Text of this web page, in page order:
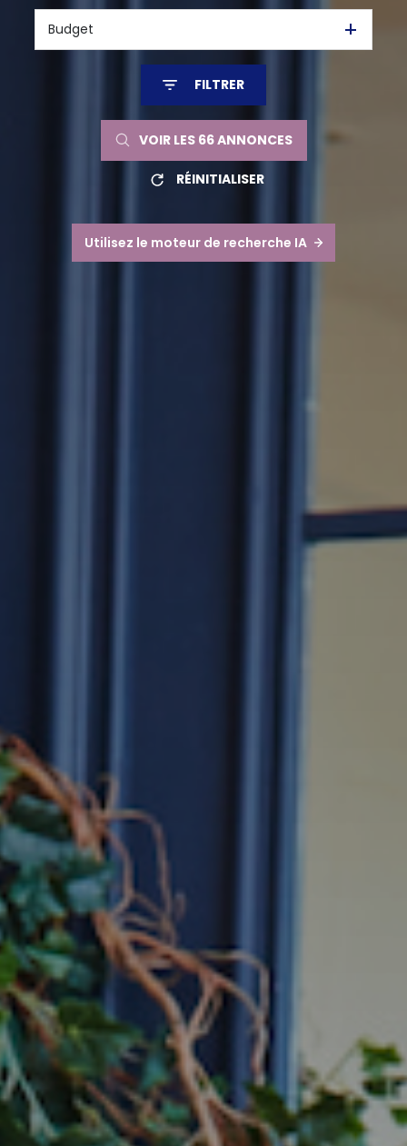
Budget
FILTRER
VOIR LES 66ANNONCES
RÉINITIALISER
Utilisez le moteur de recherche IA